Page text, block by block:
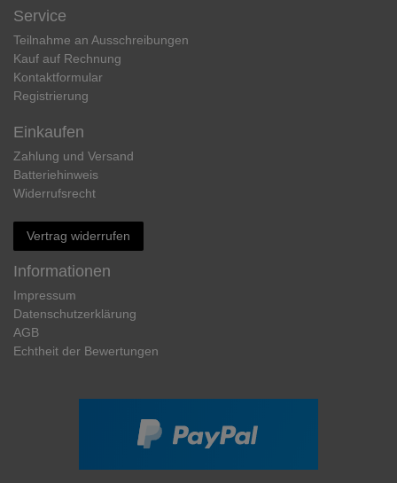
Service
Teilnahme an Ausschreibungen
Kauf auf Rechnung
Kontaktformular
Registrierung
Einkaufen
Zahlung und Versand
Batteriehinweis
Widerrufs­recht
Vertrag widerrufen
Informationen
Impressum
Daten­schutz­erklärung
AGB
Echtheit der Bewertungen